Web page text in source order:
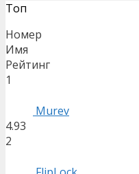
Топ
Номер
Имя
Рейтинг
1
Murev
4.93
2